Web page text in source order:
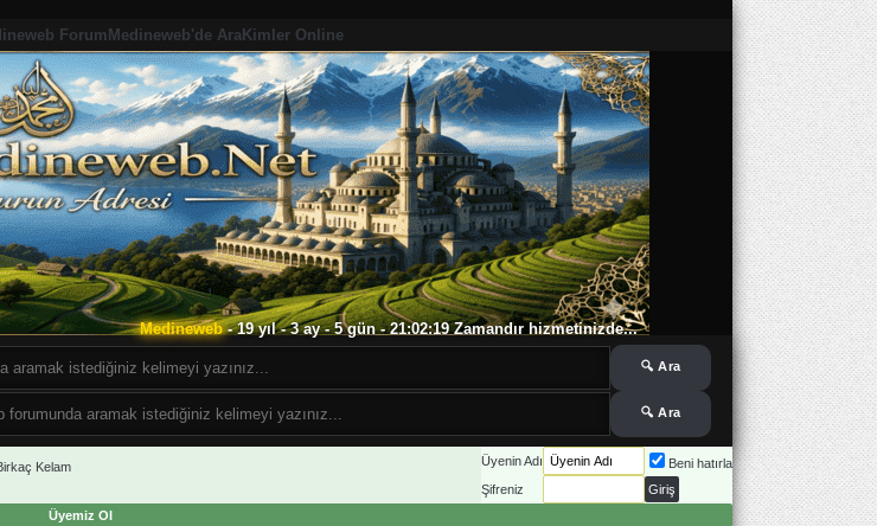
Forum Medineweb'de Ara Kimler Online
Medineweb- 19 yıl - 3 ay - 5 gün - 21:02:21 Zamandır hizmetinizde...
Kelam Üyenin Adı
Beni hatırla
Şifreniz
Üyemiz Ol